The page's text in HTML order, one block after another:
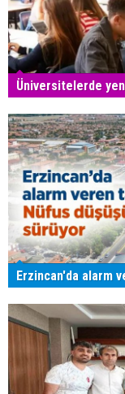
Üniversitelerde
Erzincan'da alarm